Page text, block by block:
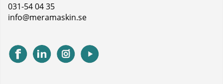
031-54 04 35
info@meramaskin.se